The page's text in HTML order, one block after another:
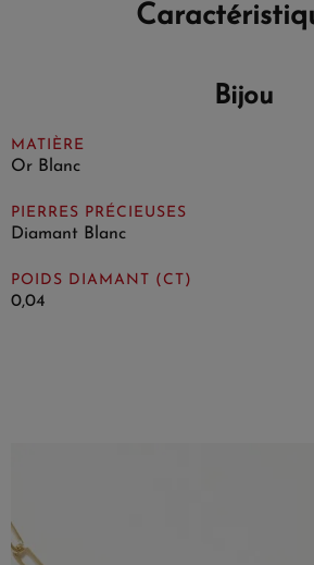
Bijou
MATIÈRE
Or Blanc
PIERRES PRÉCIEUSES
Diamant Blanc
POIDS DIAMANT (CT)
0,04